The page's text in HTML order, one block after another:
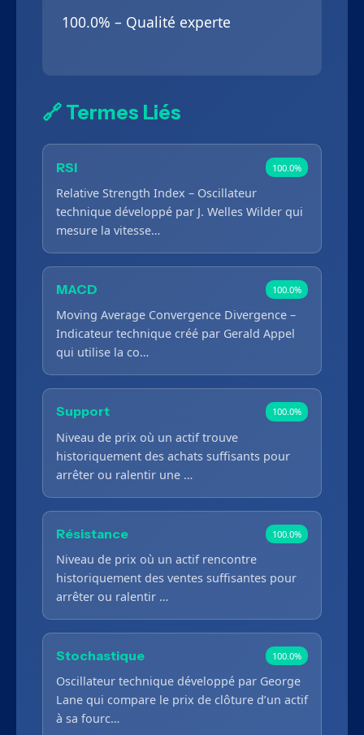
100.0% – Qualité experte
🔗 Termes Liés
RSI 100.0%
Relative Strength Index – Oscillateur
technique développé par J. Welles Wilder qui
mesure la vitesse…
MACD 100.0%
Moving Average Convergence Divergence –
Indicateur technique créé par Gerald Appel
qui utilise la co…
Support 100.0%
Niveau de prix où un actif trouve
historiquement des achats suffisants pour
arrêter ou ralentir une …
Résistance 100.0%
Niveau de prix où un actif rencontre
historiquement des ventes suffisantes pour
arrêter ou ralentir …
Stochastique 100.0%
Oscillateur technique développé par George
Lane qui compare le prix de clôture d’un actif
à sa fourc…